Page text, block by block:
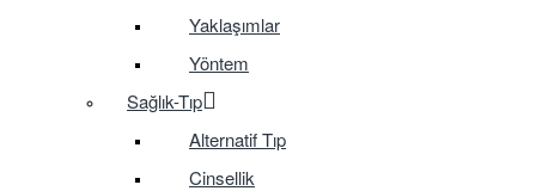
Yaklaşımlar
Yöntem
Sağlık-Tıp
Alternatif Tıp
Cinsellik